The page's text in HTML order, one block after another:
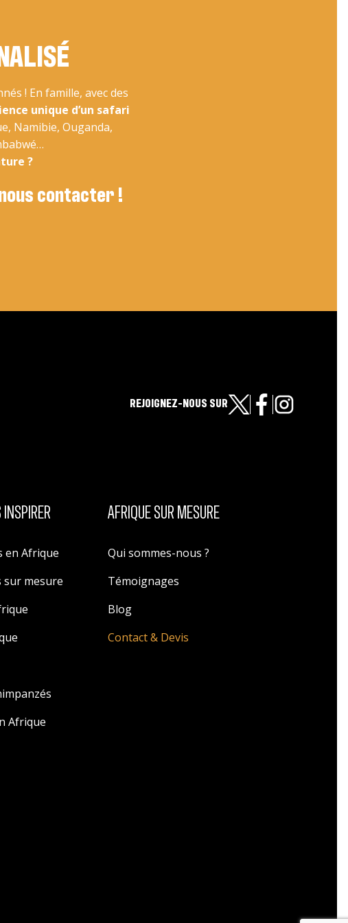
! En famille, avec des
unique d’un safari
Namibie, Ouganda,
?
nous contacter !
REJOIGNEZ-NOUS SUR
en Afrique
sur mesure
Afrique
AFRIQUE SUR MESURE
Qui sommes-nous ?
Témoignages
Blog
Contact & Devis